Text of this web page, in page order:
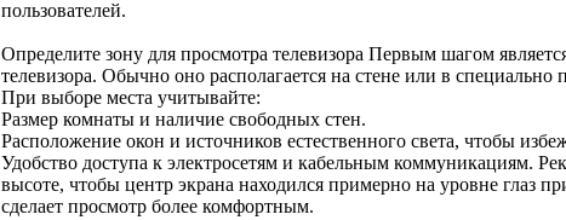
пользователей.
Определите зону для просмотра телевизора Первым шагом
телевизора. Обычно оно располагается на стене или в специально
При выборе места учитывайте:
Размер комнаты и наличие свободных стен.
Расположение окон и источников естественного света, чтобы
Удобство доступа к электросетям и кабельным коммуникациям.
высоте, чтобы центр экрана находился примерно на уровне глаз
сделает просмотр более комфортным.